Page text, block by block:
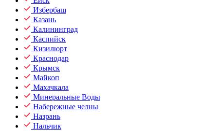
Избербаш
Казань
Калининград
Каспийск
Кизилюрт
Краснодар
Крымск
Майкоп
Махачкала
Минеральные Воды
Набережные челны
Назрань
Нальчик